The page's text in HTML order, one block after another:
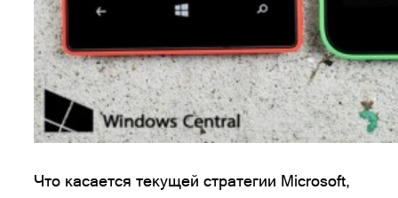
Что касается текущей стратегии Microsoft,